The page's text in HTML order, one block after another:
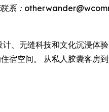
联系：
无缝科技和文化沉浸体
空间。 从私人胶囊客房